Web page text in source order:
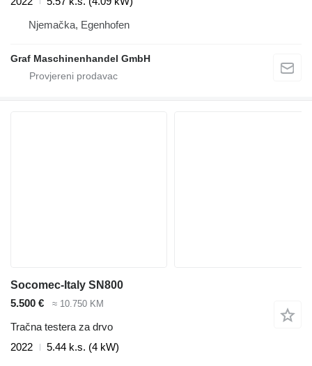
Njemačka, Egenhofen
Graf Maschinenhandel GmbH
Socomec-Italy SN800
5.500 €
≈ 10.750 KM
Tračna testera za drvo
2022
5.44 k.s. (4 kW)